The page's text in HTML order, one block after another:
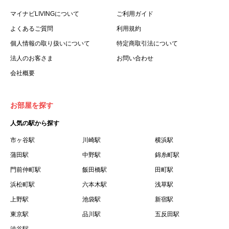
マイナビLIVINGについて ご利用ガイド
よくあるご質問 利用規約
個人情報の取り扱いについて 特定商取引法について
法人のお客さま お問い合わせ
会社概要
お部屋を探す
人気の駅から探す
市ヶ谷駅 川崎駅 横浜駅
蒲田駅 中野駅 錦糸町駅
門前仲町駅 飯田橋駅 田町駅
浜松町駅 六本木駅 浅草駅
上野駅 池袋駅 新宿駅
東京駅 品川駅 五反田駅